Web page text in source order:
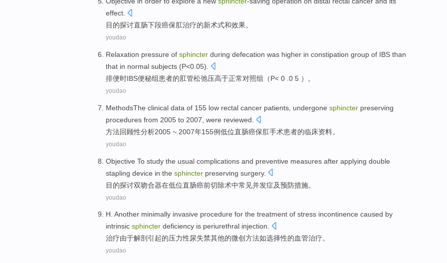
effect
目的探讨直肠下段癌保肛治疗的新术式和效果。
youdao
Relaxation pressure of sphincter during defecation was higher in constipation group of IBS than
that in normal subjects (P<0.05).
排便时IBS便秘组患者的 肛管松弛压高于正常对照组 （P< 0 .0 5 ）。
youdao
MethodsThe clinical data of 155 low rectal cancer patients , undergone sphincter preserving
procedures from 2005 to 2007, were reviewed.
方法回顾性分析2005 ~ 2007年155例低位直肠癌保 肛手术患者的临床资料。
youdao
Objective To study the usual complications and preventive measures after applying double
stapling device in the sphincter preserving surgery.
目的探讨双吻合器在低位直肠癌前切除术中常见并发症及预防措施。
youdao
H. Another minimally invasive procedure for the treatment of stress incontinence caused by
intrinsic sphincter deficiency is periurethral injection.
治疗由于解剖 引起的压力性尿失禁其他的微创方法如选择性的血管治疗。
youdao